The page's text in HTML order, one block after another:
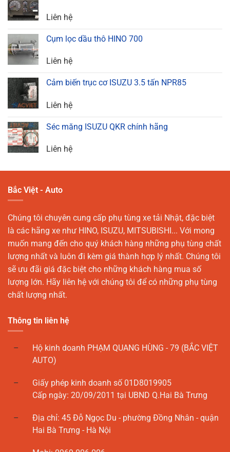
Liên hệ
Cụm lọc dầu thô HINO 700
Liên hệ
Cảm biến trục cơ ISUZU 3.5 tấn NPR85
Liên hệ
Séc măng ISUZU QKR chính hãng
Liên hệ
Bắc Việt - Auto
Chúng tôi chuyên cung cấp phụ tùng xe tải Nhật, đặc biệt
là các hãng xe như HINO, ISUZU, MITSUBISHI... Với mong
muốn mang đến cho quý khách hàng những phụ tùng chất
lượng nhất và luôn đi kèm giá thành hợp lý nhất. Chúng tôi
sẽ ưu đãi giá đặc biệt cho những khách hàng mua số
lượng lớn. Hãy liên hệ với chúng tôi để có những phụ tùng
chất lượng nhất.
Thông tin liên hệ
Hộ kinh doanh PHẠM QUANG HÙNG - 79 (BẮC VIỆT
AUTO)
Giấy phép kinh doanh số 01D8019905
Cấp ngày: 20/09/2011 tại UBND Q.Hai Bà Trưng
Địa chỉ: 45 Đỗ Ngọc Du - phường Đồng Nhân - quận
Hai Bà Trưng - Hà Nội